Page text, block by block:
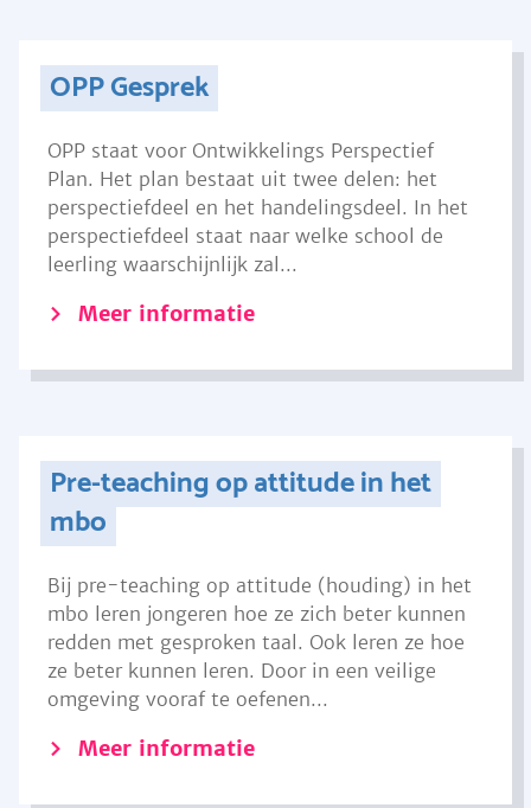
OPP Gesprek
OPP staat voor Ontwikkelings Perspectief
Plan. Het plan bestaat uit twee delen: het
perspectiefdeel en het handelingsdeel. In het
perspectiefdeel staat naar welke school de
leerling waarschijnlijk zal...
Meer informatie
Pre-teaching op attitude in het
mbo
Bij pre-teaching op attitude (houding) in het
mbo leren jongeren hoe ze zich beter kunnen
redden met gesproken taal. Ook leren ze hoe
ze beter kunnen leren. Door in een veilige
omgeving vooraf te oefenen...
Meer informatie